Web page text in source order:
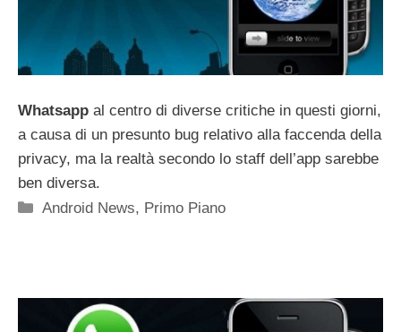
Whatsapp al centro di diverse critiche in questi giorni,
a causa di un presunto bug relativo alla faccenda della
privacy, ma la realtà secondo lo staff dell’app sarebbe
ben diversa.
Categorie
Android News, Primo Piano